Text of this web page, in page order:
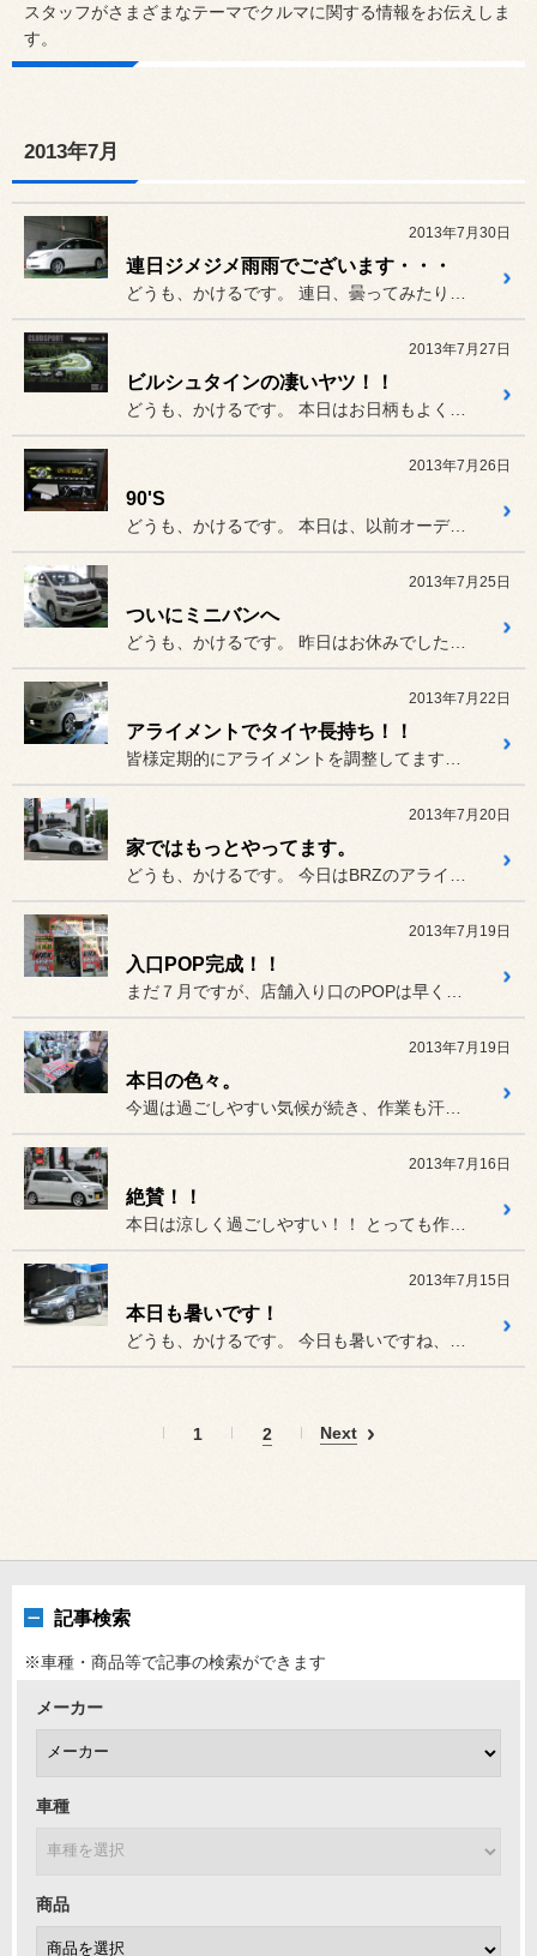
スタッフがさまざまなテーマでクルマに関する情報をお伝えしま
す。
2013年7月
2013年7月30日
連日ジメジメ雨雨でございます・・・
2013年7月27日
ビルシュタインの凄いヤツ！！
2013年7月26日
90'S
どうも、かけるです。 本日は、以前オーディオ周りをいじ...
2013年7月25日
ついにミニバンへ
2013年7月22日
アライメントでタイヤ長持ち！！
2013年7月20日
家ではもっとやってます。
2013年7月19日
入口POP完成！！
2013年7月19日
本日の色々。
2013年7月16日
絶賛！！
2013年7月15日
本日も暑いです！
1 2 Next
記事検索
※車種・商品等で記事の検索ができます
メーカー
車種
商品